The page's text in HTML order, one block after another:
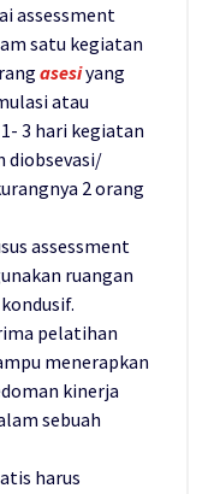
assessment
satu kegiatan
asesiyang
atau
3 hari kegiatan
diobsevasi/
2 orang
assessment
ruangan
pelatihan
menerapkan
kinerja
sebuah
harus